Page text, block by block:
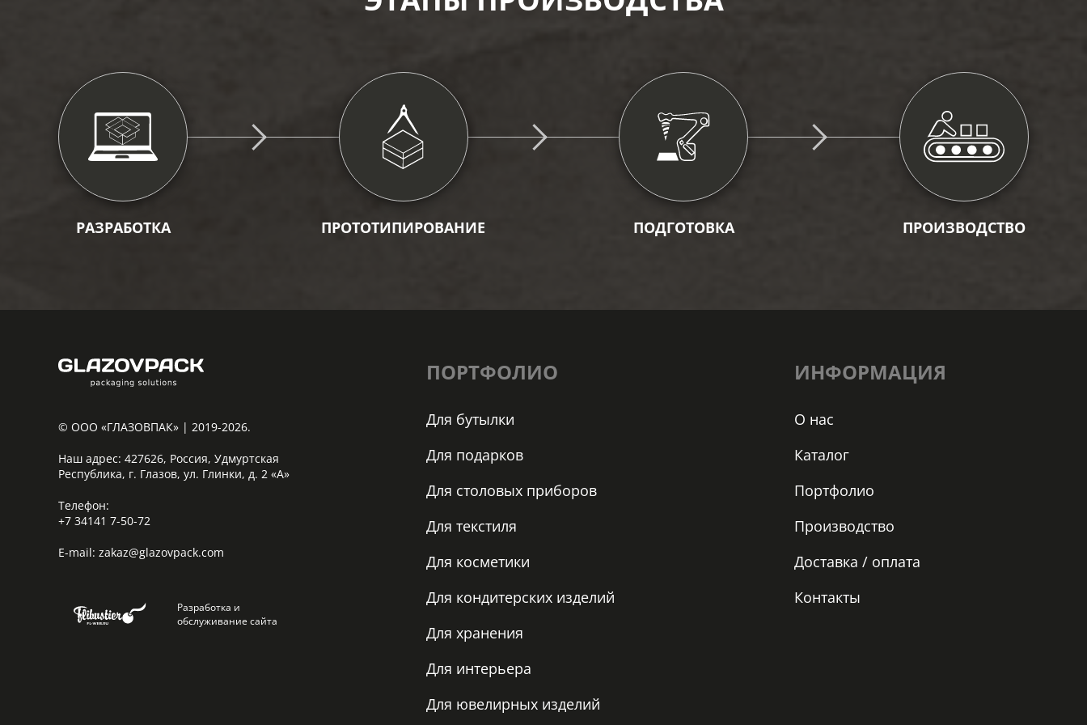
РАЗРАБОТКА ПРОТОТИПИРОВАНИЕ ПОДГОТОВКА ПРОИЗВОДСТВО
© ООО «ГЛАЗОВПАК» | 2019-2026.
Наш адрес: 427626, Россия, Удмуртская
Республика, г. Глазов, ул. Глинки, д. 2 «А»
Телефон:
+7 34141 7-50-72
E-mail: zakaz@glazovpack.com
Разработка и
обслуживание сайта
ПОРТФОЛИО
Для бутылки
Для подарков
Для столовых приборов
Для текстиля
Для косметики
Для кондитерских изделий
Для хранения
Для интерьера
Для ювелирных изделий
ИНФОРМАЦИЯ
О нас
Каталог
Портфолио
Производство
Доставка / оплата
Контакты